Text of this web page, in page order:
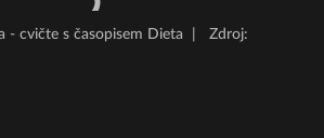
- cvičte s časopisem Dieta
Zdroj: